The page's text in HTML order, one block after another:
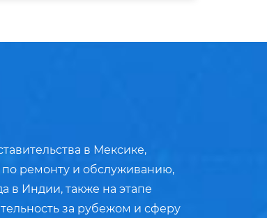
в Мексике,
по ремонту и обслуживанию,
в Индии, также на этапе
за рубежом и сферу